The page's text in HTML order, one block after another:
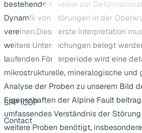
bestehende Modelle zur
Dynamik von Störungen in der
vereinen.Diese erste Interpretation
weitere Untersuchungen belegt
laufenden Förderperiode wird eine
mikrostrukturelle, mineralogische und
Analyse der Proben zu unserem Bild
Eigenschaften der Alpine Fault
umfassendes Verständnis der
weitere Proben benötigt,
SPP ICDP
Contact